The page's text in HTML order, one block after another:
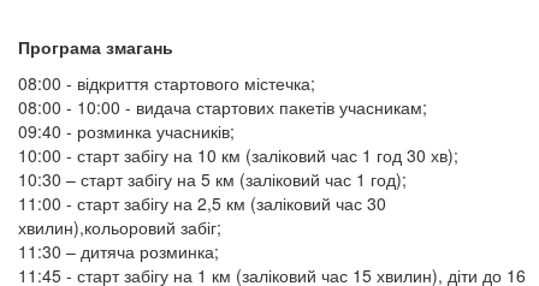
Програма змагань
08:00 - відкриття стартового містечка;
08:00 - 10:00 - видача стартових пакетів учасникам;
09:40 - розминка учасників;
10:00 - старт забігу на 10 км (заліковий час 1 год 30 хв);
10:30 – старт забігу на 5 км (заліковий час 1 год);
11:00 - старт забігу на 2,5 км (заліковий час 30
хвилин),кольоровий забіг;
11:30 – дитяча розминка;
11:45 - старт забігу на 1 км (заліковий час 15 хвилин), діти до 16